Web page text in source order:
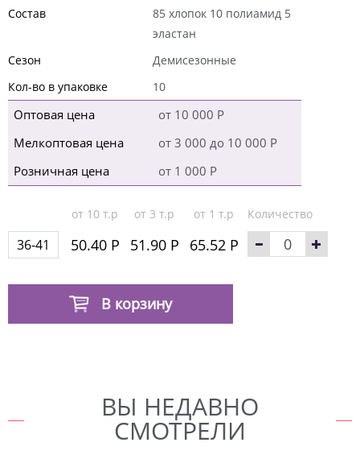
Состав
85 хлопок 10 полиамид 5
эластан
Сезон
Демисезонные
Кол-во в упаковке
10
Оптовая цена
от 10 000 Р
Мелкоптовая цена
от 3 000 до 10 000 Р
Розничная цена
от 1 000 Р
от 10 т.р от 3 т.р от 1 т.р Количество
36-41 50.40 Р 51.90 Р 65.52 Р
В корзину
ВЫ НЕДАВНО
СМОТРЕЛИ